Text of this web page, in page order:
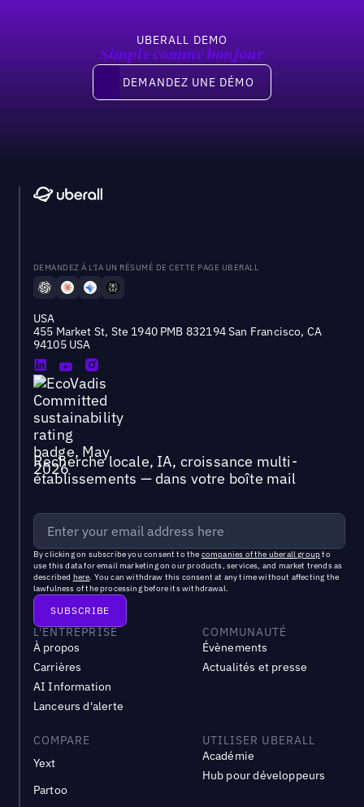
UBERALL DEMO
Simple comme bonjour
Demandez une démo
DEMANDEZ UNE DÉMO
DEMANDEZ À L'IA UN RÉSUMÉ DE CETTE PAGE UBERALL
USA
455 Market St, Ste 1940 PMB 832194 San Francisco, CA
94105 USA
Recherche locale, IA, croissance multi-
établissements — dans votre boîte mail
By clicking on subscribe you consent to the companies of the uberall groupto
use this data for email marketing on our products, services, and market trends as
described here. You can withdraw this consent at any time without affecting the
lawfulness of the processing before its withdrawal.
L'ENTREPRISE
À propos
Carrières
AI Information
Lanceurs d'alerte
COMMUNAUTÉ
Évènements
Actualités et presse
COMPARE
Yext
Partoo
UTILISER UBERALL
Académie
Hub pour développeurs